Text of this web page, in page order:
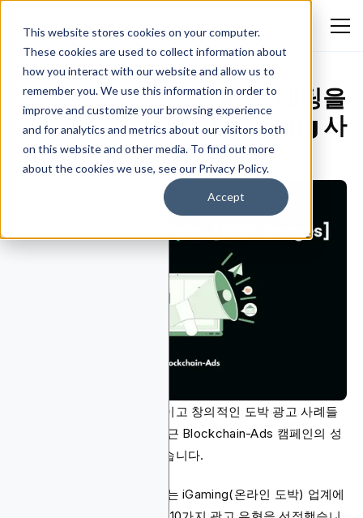
This website stores cookies on your computer.
These cookies are used to collect information about
how you interact with our website and allow us to
remember you. We use this information in order to
improve and customize your browsing experience
and for analytics and metrics about our visitors both
on this website and other media. To find out more
about the cookies we use, see our Privacy Policy.
Accept
영감을 얻기 위한 도박 및 베팅을
위한 10가지 최고의 iGaming 사
례 광고
Emmanuella Oluwafemi May 10, 2026 아이게이밍
이 기사에서는 가장 효과적이고 창의적인 도박 광고 사례들
을 소개합니다. 여기에는 최근 Blockchain-Ads 캠페인의 성
공적인 사례도 포함되어 있습니다.
시장 조사를 바탕으로, 우리는 iGaming(온라인 도박) 업계에